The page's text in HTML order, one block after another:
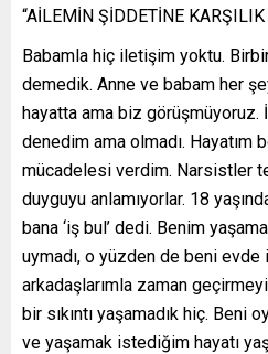
“AİLEMİN ŞİDDETİNE
Babamla hiç iletişim yoktu.
demedik. Anne ve babam her
hayatta ama biz görüşmüyoruz.
denedim ama olmadı. Hayatım
mücadelesi verdim. Narsistler
duyguyu anlamıyorlar. 18
bana ‘iş bul’ dedi. Benim
uymadı, o yüzden de beni
arkadaşlarımla zaman
bir sıkıntı yaşamadık hiç. Beni
ve yaşamak istediğim hayatı